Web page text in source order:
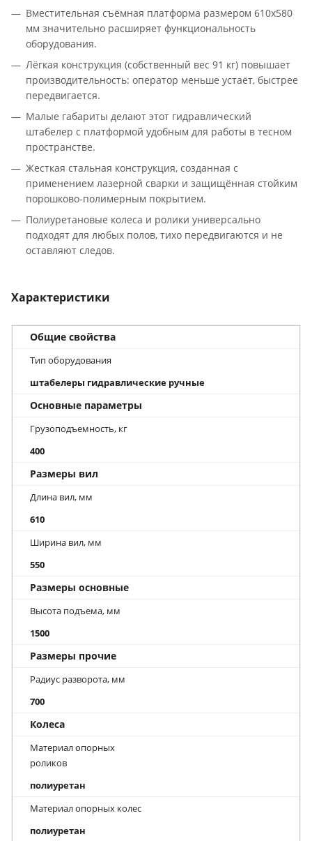
Вместительная съёмная платформа размером 610х580
мм значительно расширяет функциональность
оборудования.
Лёгкая конструкция (собственный вес 91 кг) повышает
производительность: оператор меньше устаёт, быстрее
передвигается.
Малые габариты делают этот гидравлический
штабелер с платформой удобным для работы в тесном
пространстве.
Жесткая стальная конструкция, созданная с
применением лазерной сварки и защищённая стойким
порошково-полимерным покрытием.
Полиуретановые колеса и ролики универсально
подходят для любых полов, тихо передвигаются и не
оставляют следов.
Характеристики
Общие свойства
Тип оборудования
штабелеры гидравлические ручные
Основные параметры
Грузоподъемность, кг
400
Размеры вил
Длина вил, мм
610
Ширина вил, мм
550
Размеры основные
Высота подъема, мм
1500
Размеры прочие
Радиус разворота, мм
700
Колеса
Материал опорных
роликов
полиуретан
Материал опорных колес
полиуретан